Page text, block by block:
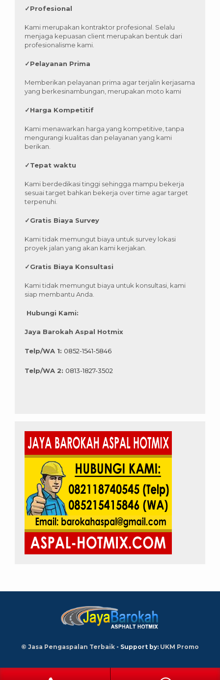
✓Profesional
Kami merupakan kontraktor profesional. Selalu
menjaga kepuasan client merupakan bentuk dari
profesionalisme kami.
✓Pelayanan Prima
Memberikan pelayanan prima agar terjalin kerjasama
yang berkesinambungan, merupakan moto kami
✓Harga Kompetitif
Kami menawarkan harga yang kompetitive, tanpa
mengurangi kualitas dan pelayanan yang kami
berikan.
✓Tepat waktu
Kami berdedikasi tinggi sehingga mampu bekerja
sesuai target bahkan bekerja over time agar target
terpenuhi.
✓Gratis Biaya Survey
Kami tidak memungut biaya untuk survey lokasi
proyek jalan yang akan kami kerjakan.
✓Gratis Biaya Konsultasi
Kami tidak memungut biaya untuk konsultasi, kami
siap membantu Anda.
Hubungi Kami:
Jaya Barokah Aspal Hotmix
Telp/WA 1: 0852-1541-5846
Telp/WA 2: 0813-1827-3502
© Jasa Pengaspalan Terbaik - Support by: UKM Promo